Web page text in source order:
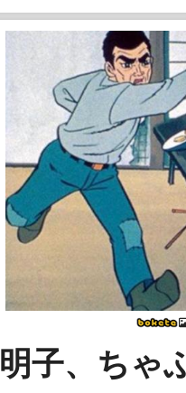
明子、ちゃ